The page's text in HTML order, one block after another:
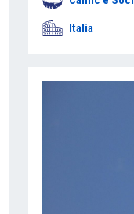
Italia